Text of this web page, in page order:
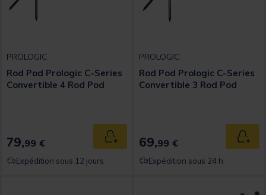
PROLOGIC
Rod Pod Prologic C-Series
Convertible 4 Rod Pod
79,99 € Ajouter au panier
Expédition sous 12 jours
PROLOGIC
Rod Pod Prologic C-Series
Convertible 3 Rod Pod
69,99 €
Expédition sous 24 h